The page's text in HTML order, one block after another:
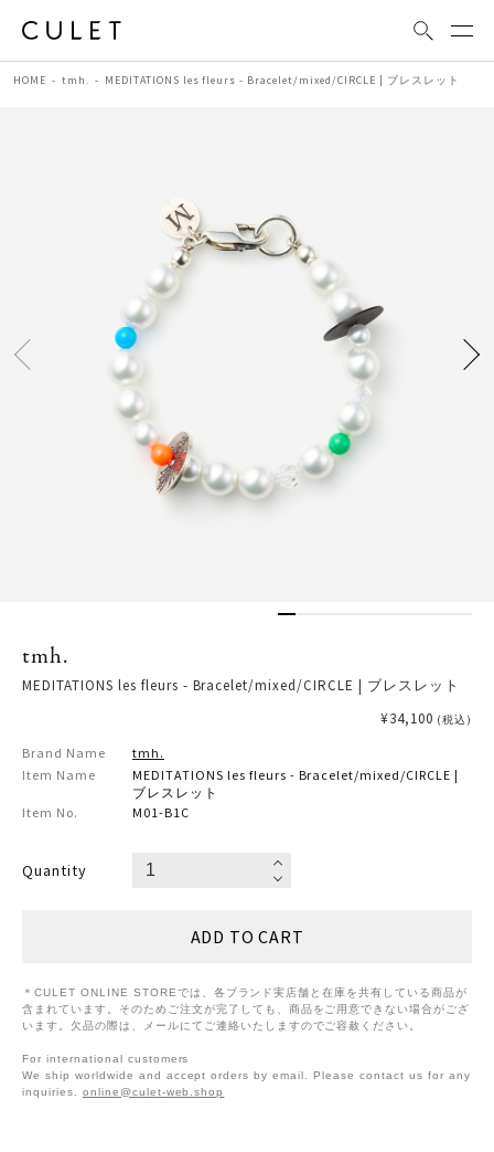
HOME tmh. MEDITATIONS les fleurs - Bracelet/mixed/CIRCLE | ブレスレット
tmh.
MEDITATIONS les fleurs - Bracelet/mixed/CIRCLE | ブレスレット
¥34,100 (税込)
Brand Name
tmh.
Item Name
MEDITATIONS les fleurs - Bracelet/mixed/CIRCLE |
ブレスレット
Item No.
M01-B1C
Quantity
＊CULET ONLINE STOREでは、各ブランド実店舗と在庫を共有している商品が
含まれています。そのためご注文が完了しても、商品をご用意できない場合がござ
います。欠品の際は、メールにてご連絡いたしますのでご容赦ください。
For international customers
We ship worldwide and accept orders by email. Please contact us for any
inquiries. online@culet-web.shop